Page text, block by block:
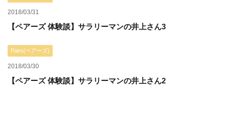
2018/03/31
【ペアーズ 体験談】サラリーマンの井上さん3
Pairs(ペアーズ)
2018/03/30
【ペアーズ 体験談】サラリーマンの井上さん2